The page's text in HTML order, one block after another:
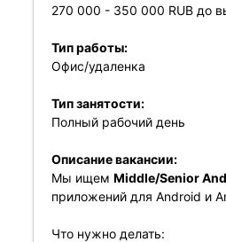
270 000 - 350 000 RUB до
Тип работы:
Офис/удаленка
Тип занятости:
Полный рабочий день
Описание вакансии:
Мы ищем Middle/Senior
приложений для Android и
Что нужно делать: